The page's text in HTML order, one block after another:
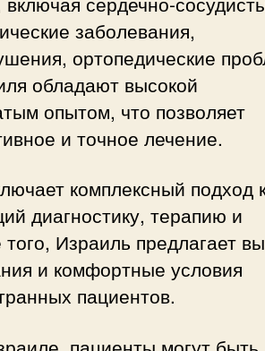
заболевания,
ортопедические
обладают высокой
опытом, что позволяет
и точное лечение.
комплексный подход
диагностику, терапию и
Израиль предлагает
и комфортные условия
пациентов.